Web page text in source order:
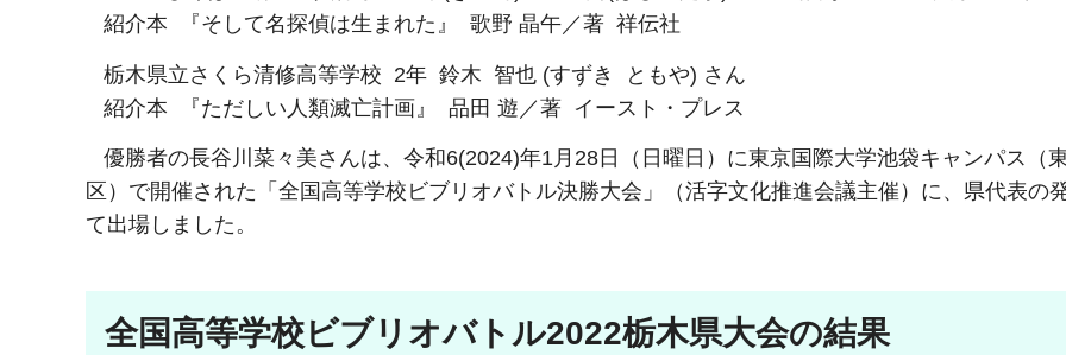
​ 紹介本 『そして名探偵は生まれた』 歌野 晶午／著 祥伝社
栃木県立さくら清修高等学校 2年 鈴木 智也 (すずき ともや) さん
紹介本 『ただしい人類滅亡計画』 品田 遊／著 イースト・プレス
優勝者の長谷川菜々美さんは、令和6(2024)年1月28日（日曜日）に東京国際大学池袋キャンパス（
区）で開催された「全国高等学校ビブリオバトル決勝大会」（活字文化推進会議主催）に、県代表の
て出場しました。
全国高等学校ビブリオバトル2022栃木県大会の結果